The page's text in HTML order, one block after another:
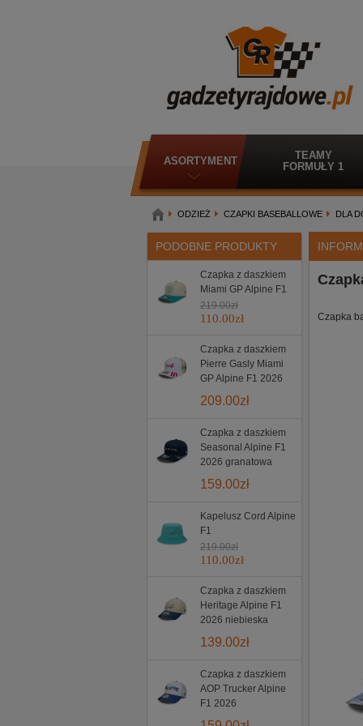
ASORTYMENT
TEAMY
FORMUŁY 1
ODZIEŻ CZAPKI BASEBALLOWE DLA
PODOBNE PRODUKTY
Czapka z daszkiem
Miami GP Alpine F1
219.00zł
110.00zł
Czapka z daszkiem
Pierre Gasly Miami
GP Alpine F1 2026
209.00zł
Czapka z daszkiem
Seasonal Alpine F1
2026 granatowa
159.00zł
Kapelusz Cord Alpine
F1
219.00zł
110.00zł
Czapka z daszkiem
Heritage Alpine F1
2026 niebieska
139.00zł
Czapka z daszkiem
AOP Trucker Alpine
F1 2026
Czapka